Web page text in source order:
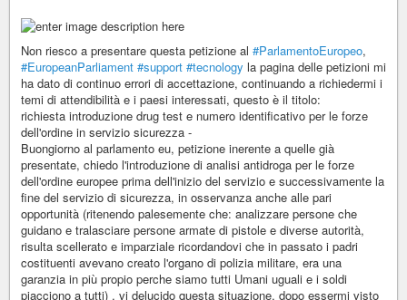
Non riesco a presentare questa petizione al #ParlamentoEuropeo,
#EuropeanParliament #support #tecnology la pagina delle petizioni mi
ha dato di continuo errori di accettazione, continuando a richiedermi i
temi di attendibilità e i paesi interessati, questo è il titolo:
richiesta introduzione drug test e numero identificativo per le forze
dell'ordine in servizio sicurezza -
Buongiorno al parlamento eu, petizione inerente a quelle già
presentate, chiedo l'introduzione di analisi antidroga per le forze
dell'ordine europee prima dell'inizio del servizio e successivamente la
fine del servizio di sicurezza, in osservanza anche alle pari
opportunità (ritenendo palesemente che: analizzare persone che
guidano e tralasciare persone armate di pistole e diverse autorità,
risulta scellerato e imparziale ricordandovi che in passato i padri
costituenti avevano creato l'organo di polizia militare, era una
garanzia in più propio perche siamo tutti Umani uguali e i soldi
piacciono a tutti) , vi delucido questa situazione, dopo essermi visto